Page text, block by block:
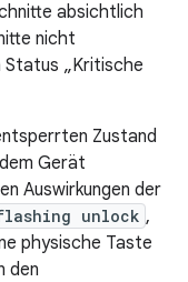
absichtlich
nicht
Status „Kritische
Zustand
Gerät
Auswirkungen der
unlock ,
physische Taste
den